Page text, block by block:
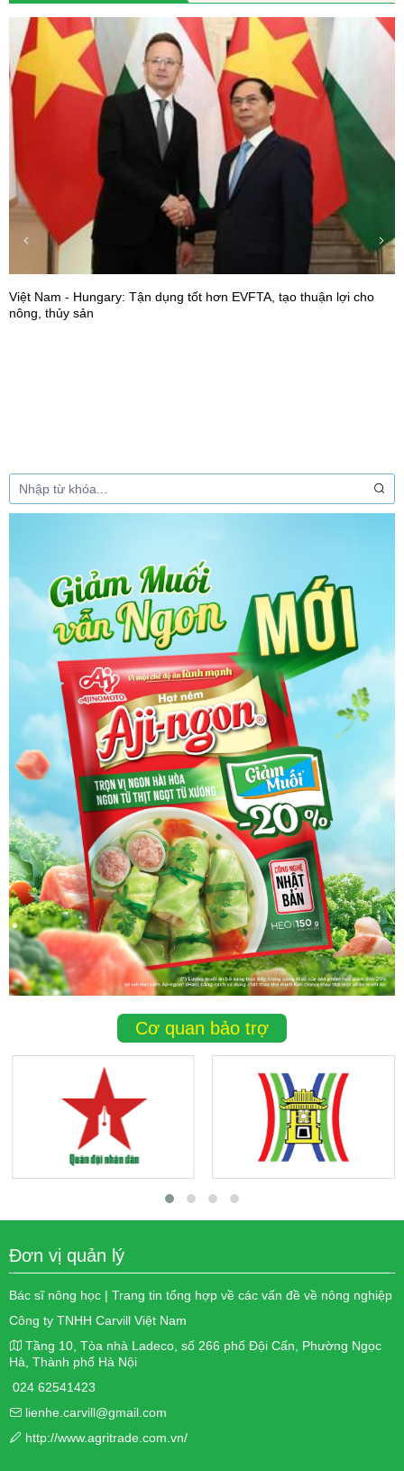
tốt hơn EVFTA, tạo thuận lợi cho
Cơ quan bảo trợ
Đơn vị quản lý
Bác sĩ nông học | Trang tin tổng hợp về các vấn đề về nông nghiệp
Công ty TNHH Carvill Việt Nam
Tầng 10, Tòa nhà Ladeco, số 266 phố Đội Cấn, Phường Ngọc
Hà, Thành phố Hà Nội
024 62541423
lienhe.carvill@gmail.com
http://www.agritrade.com.vn/